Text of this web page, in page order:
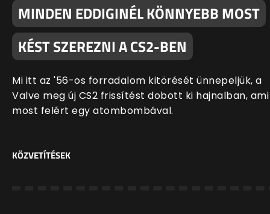
MINDEN EDDIGINÉL KÖNNYEBB MOST
KÉST SZEREZNI A CS2-BEN
Mi itt az '56-os forradalom kitörését ünnepeljük, a
Valve meg új CS2 frissítést dobott ki hajnalban, ami
most felért egy atombombával.
KÖZVETÍTÉSEK